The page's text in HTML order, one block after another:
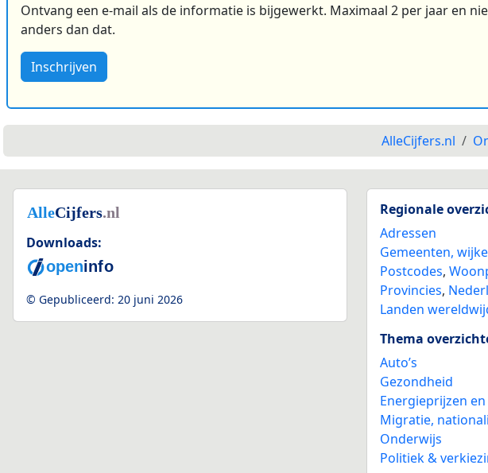
Ontvang een e-mail als de informatie is bijgewerkt. Maximaal 2 per jaar en
anders dan dat.
Inschrijven
AlleCijfers.nl
Downloads:
© Gepubliceerd: 20 juni 2026
Regionale
Adressen
Gemeenten,
Postcodes,
Provincies,
Landen
Thema
Auto’s
Gezondheid
Energieprijzen
Migratie,
Onderwijs
Politiek &